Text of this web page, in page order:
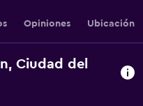
Opiniones Ubicación
Ciudad del